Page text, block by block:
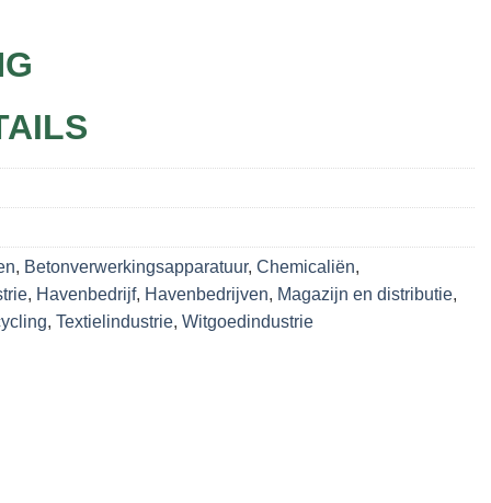
, Betonverwerkingsapparatuur, Chemicaliën,
, Havenbedrijf, Havenbedrijven, Magazijn en distributie,
, Textielindustrie, Witgoedindustrie